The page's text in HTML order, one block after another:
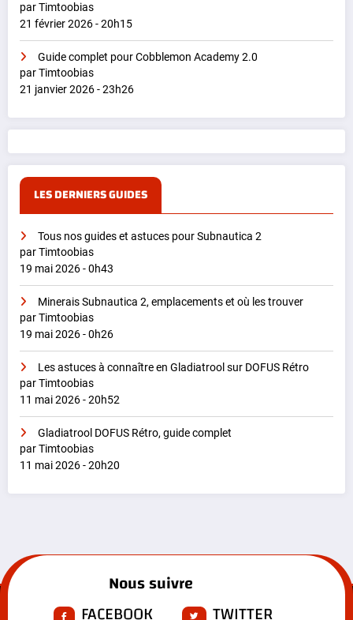
par Timtoobias
21 février 2026 - 20h15
Guide complet pour Cobblemon Academy 2.0
par Timtoobias
21 janvier 2026 - 23h26
LES DERNIERS GUIDES
Tous nos guides et astuces pour Subnautica 2
par Timtoobias
19 mai 2026 - 0h43
Minerais Subnautica 2, emplacements et où les trouver
par Timtoobias
19 mai 2026 - 0h26
Les astuces à connaître en Gladiatrool sur DOFUS Rétro
par Timtoobias
11 mai 2026 - 20h52
Gladiatrool DOFUS Rétro, guide complet
par Timtoobias
11 mai 2026 - 20h20
Nous suivre